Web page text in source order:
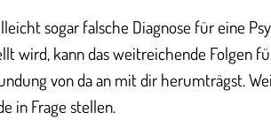
sogar falsche Diagnose für eine
wird, kann das weitreichende Folgen
von da an mit dir herumträgst.
in Frage stellen.